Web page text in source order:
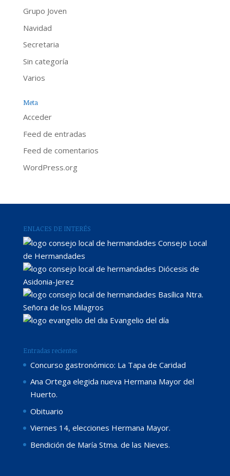
Grupo Joven
Navidad
Secretaria
Sin categoría
Varios
Meta
Acceder
Feed de entradas
Feed de comentarios
WordPress.org
ENLACES DE INTERÉS
Consejo Local
de Hermandades
Diócesis de
Asidonia-Jerez
Basílica Ntra.
Señora de los Milagros
Evangelio del día
Entradas recientes
Concurso gastronómico: La Tapa de Caridad
Ana Ortega elegida nueva Hermana Mayor del
Huerto.
Obituario
Viernes 14, elecciones Hermana Mayor.
Bendición de María Stma. de las Nieves.